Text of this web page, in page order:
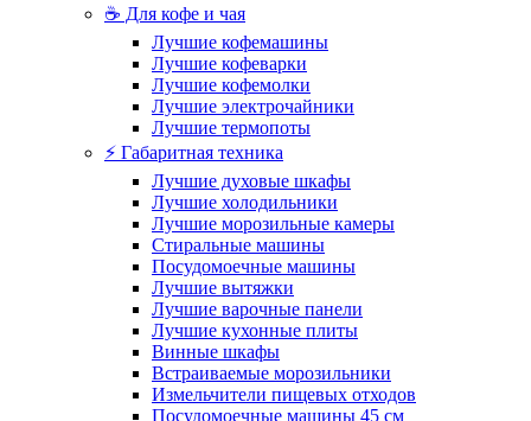
☕ Для кофе и чая
Лучшие кофемашины
Лучшие кофеварки
Лучшие кофемолки
Лучшие электрочайники
Лучшие термопоты
⚡ Габаритная техника
Лучшие духовые шкафы
Лучшие холодильники
Лучшие морозильные камеры
Стиральные машины
Посудомоечные машины
Лучшие вытяжки
Лучшие варочные панели
Лучшие кухонные плиты
Винные шкафы
Встраиваемые морозильники
Измельчители пищевых отходов
Посудомоечные машины 45 см